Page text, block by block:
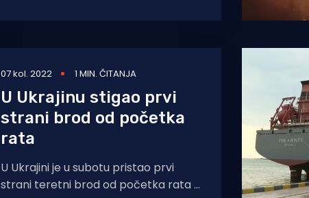
snimku udara. Isti
07 kol. 2022 1 MIN. ČITANJA
U Ukrajinu stigao prvi
strani brod od početka
rata
U Ukrajini je u subotu pristao prvi
strani teretni brod od početka rata u